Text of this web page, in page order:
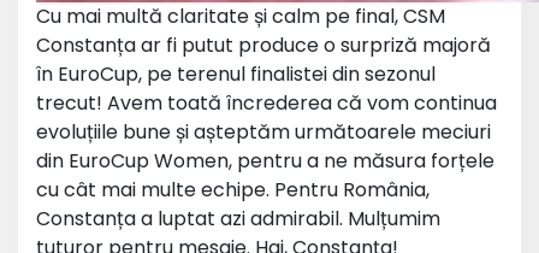
Cu mai multă claritate și calm pe final, CSM
Constanța ar fi putut produce o surpriză majoră
în EuroCup, pe terenul finalistei din sezonul
trecut! Avem toată încrederea că vom continua
evoluțiile bune și așteptăm următoarele meciuri
din EuroCup Women, pentru a ne măsura forțele
cu cât mai multe echipe. Pentru România,
Constanța a luptat azi admirabil. Mulțumim
tuturor pentru mesaje. Hai, Constanța!